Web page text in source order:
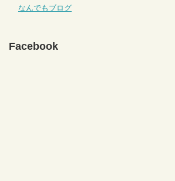
なんでもブログ
Facebook